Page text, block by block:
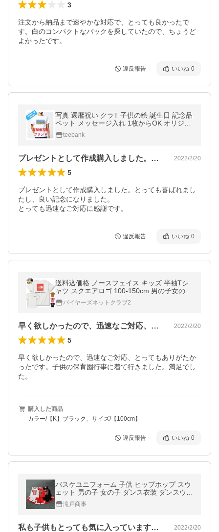
3
注文から納品まで速やかな対応で、とっても良かったで
す。白のコンパクトなバックを探していたので、ちょうど
よかったです。
違反報告 いいね 0
写真 還暦祝い クラT 子供の絵 誕生日 記念品
ペット メッセージ入れ 1枚からOK オリジナ
ル プリント Tシャツ
teebank
プレゼントとして作成購入しました。とっ… 2022/2/20
5
プレゼントとして作成購入しました。とっても喜ばれまし
たし、良い記念になりました。
とっても迅速なご対応に感謝です。
違反報告 いいね 0
送料込価格 ノースフェイス キッズ 半袖Tシ
ャツ スクエアロゴ 100-150cm 男の子女の子
おしゃれアウトドアブランド North Face Sq
uare Logo T-Shirt
バイヤーズネットクラブ2
早く欲しかったので、迅速なご対応、とっ… 2022/2/20
5
早く欲しかったので、迅速なご対応、とってもありがたか
ったです。子供の保育園行事に着て行きました。満足でし
た。
購入した商品
カラー/【K】ブラック、サイズ/【100cm】
違反報告 いいね 0
バスケユニフォーム 子供 ヒップホップ スウ
ェット 男の子 女の子 ダンス衣装 ダンスウェ
ア セットアップ 上下セットチーム ステージ
衣装 パジャマ 夏
滝戸商事
私も子供もとっても気に入っています。周… 2022/2/20